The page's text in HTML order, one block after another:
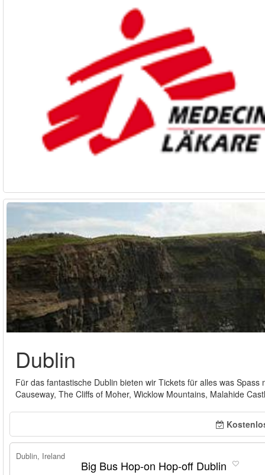
Dublin
Für das fantastische Dublin bieten wir Tickets für alles was
Causeway, The Cliffs of Moher, Wicklow Mountains, Malahide
Dublin, Ireland
Big Bus Hop-on Hop-off Dublin